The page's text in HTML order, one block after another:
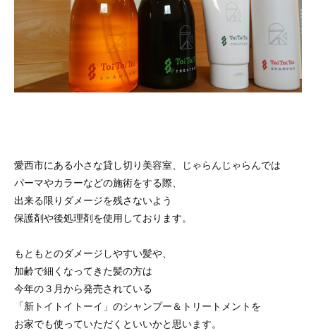
愛西市にある小さな貸し切り美容室、じゃらんじゃらんでは
パーマやカラーなどの施術をする際、
出来る限りダメージを残さないよう
保護剤や後処理剤を使用しております。
もともとのダメージしやすい髪や、
加齢で細くなってきた髪の方は
今年の３月から発売されている
「新トイトイトーイ」のシャンプー＆トリートメントを
お家でも使っていただくといいかと思います。